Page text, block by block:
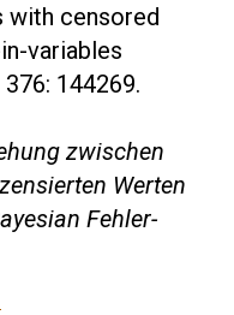
with censored
variables
144269.
zwischen
Werten
Fehler-